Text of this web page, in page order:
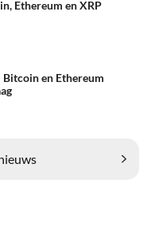
Ethereum en XRP
en Ethereum